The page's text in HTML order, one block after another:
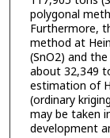
polygonal
Furthermore,
method at
(SnO2) and
about 32,349
estimation of
(ordinary
may be taken
development